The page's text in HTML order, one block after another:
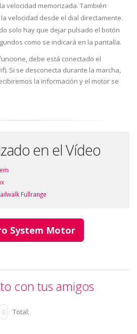
velocidad memorizada. También
velocidad desde el dial directamente.
solo hay que dejar pulsado el botón
como se indicará en la pantalla.
debe está conectado el
Si se desconecta durante la marcha,
la información y el motor se
en el Vídeo
Fullrange
System Motor
con tus amigos
0 Total: